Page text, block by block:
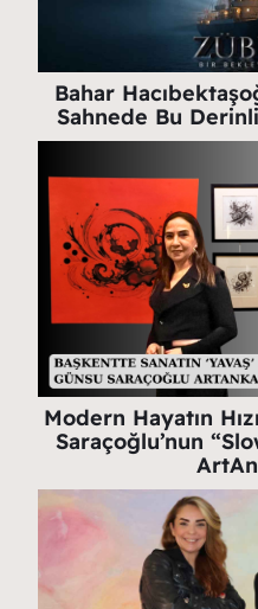
Bahar
Sahnede Bu
Modern Hayatın
Saraçoğlu’nun